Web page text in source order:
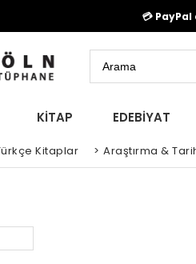
💳
KİTAP EDEBİYAT
Kitaplar > Araştırma &